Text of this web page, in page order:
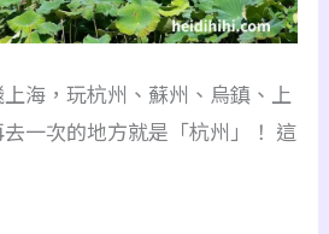
海，玩杭州、蘇州、烏鎮、上
一次的地方就是「杭州」！ 這